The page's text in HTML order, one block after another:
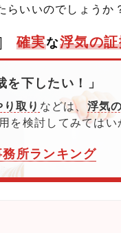
らいいのでしょうか
確実な浮気の
を下したい！」
取り などは、 浮気
を検討してみてはい
所ランキング